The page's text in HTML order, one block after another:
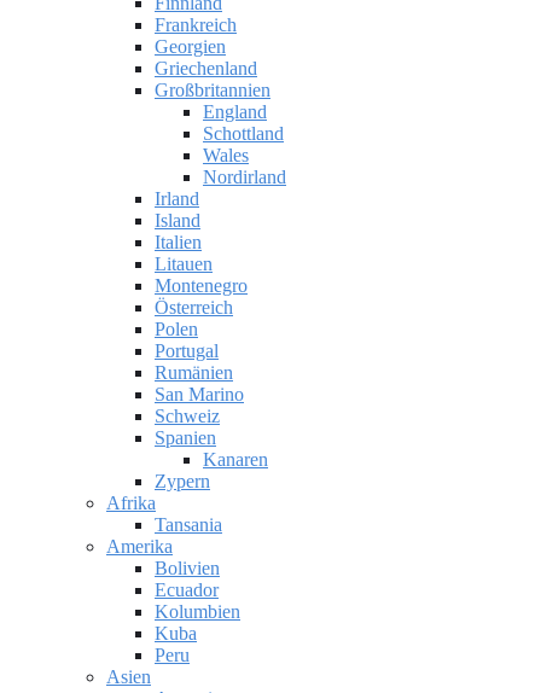
Frankreich
Georgien
Griechenland
Großbritannien
England
Schottland
Wales
Nordirland
Irland
Island
Italien
Litauen
Montenegro
Österreich
Polen
Portugal
Rumänien
San Marino
Schweiz
Spanien
Kanaren
Zypern
Afrika
Tansania
Amerika
Bolivien
Ecuador
Kolumbien
Kuba
Peru
Asien